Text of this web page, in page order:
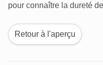
pour connaître la dureté
Retour à l'aperçu